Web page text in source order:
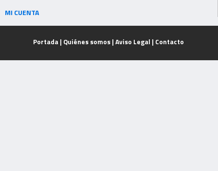
MI CUENTA
Portada | Quiénes somos| Aviso Legal | Contacto